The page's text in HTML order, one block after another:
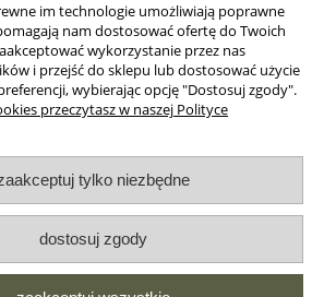
ZASTRZEŻONE MOROWO © 2018
realizacja:
pełną wersję strony
NASZE ODZNAKI
im technologie umożliwiają poprawne
nam dostosować ofertę do Twoich
wykorzystanie przez nas
i przejść do sklepu lub dostosować użycie
wybierając opcję "Dostosuj zgody".
przeczytasz w naszej Polityce
tylko niezbędne
dostosuj zgody